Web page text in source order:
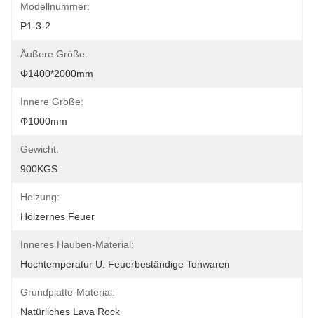
Modellnummer:
P1-3-2
Äußere Größe:
Φ1400*2000mm
Innere Größe:
Φ1000mm
Gewicht:
900KGS
Heizung:
Hölzernes Feuer
Inneres Hauben-Material:
Hochtemperatur U. Feuerbeständige Tonwaren
Grundplatte-Material:
Natürliches Lava Rock